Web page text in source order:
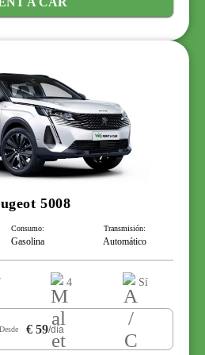
5008
Consumo:
Gasolina
Transmisión:
Automático
4 Sí
Desde € 59/día